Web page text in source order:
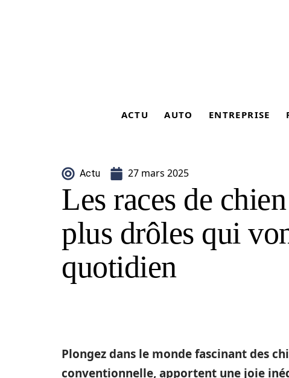
ACTU AUTO ENTREPRISE
Actu 27 mars 2025
Les races de
plus drôles qui
quotidien
Plongez dans le monde fascinant des
conventionnelle, apportent une joie